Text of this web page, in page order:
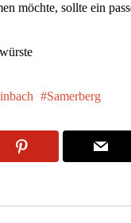
möchte, sollte ein
Samerberg